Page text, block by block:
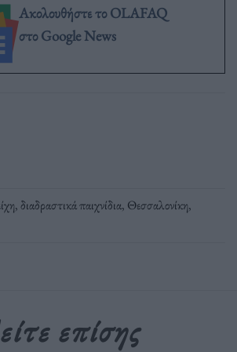
Ακολουθήστε το OLAFAQ
στο Google News
,διαδραστικά παιχνίδια, Θεσσαλονίκη,
επίσης